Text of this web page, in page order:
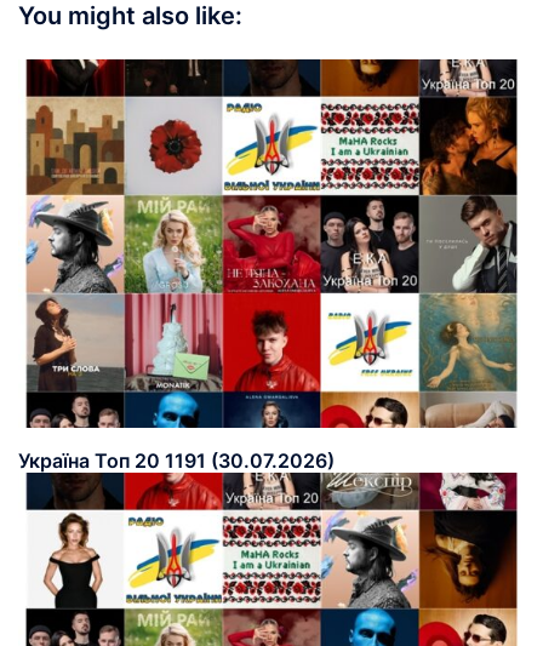
You might also like:
Україна Топ 20 1191 (30.07.2026)